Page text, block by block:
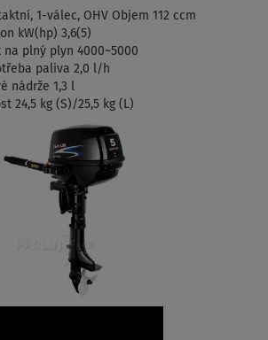
1-válec, OHV Objem 112 ccm
kW(hp) 3,6(5)
na plný plyn 4000~5000
paliva 2,0 l/h
nádrže 1,3 l
24,5 kg (S)/25,5 kg (L)